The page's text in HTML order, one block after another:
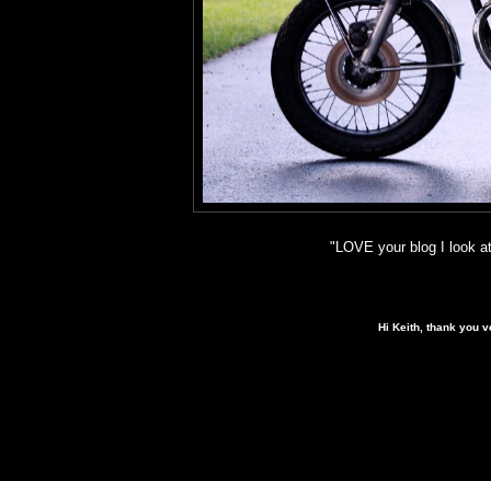
"LOVE your blog I look
Hi Keith, thank you